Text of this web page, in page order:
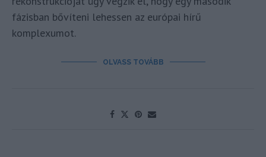
fázisban bővíteni lehessen az európai hírű
komplexumot.
OLVASS TOVÁBB